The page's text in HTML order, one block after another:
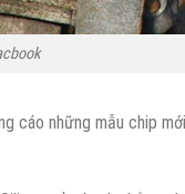
cáo những mẫu chip